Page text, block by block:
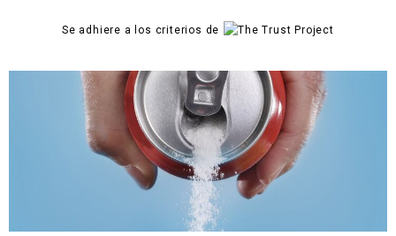
Se adhiere a los criterios de